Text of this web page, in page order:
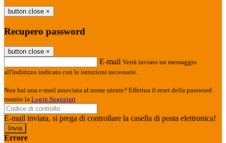
button close ×
Recupero password
button close ×
E-mail Verrà inviato un messaggio
all'indirizzo indicato con le istruzioni necessarie.
Non hai una e-mail associata al nome utente? Effettua il reset della password
tramite la Login Spaggiari
E-mail inviata, si prega di controllare la casella di posta elettronica!
Errore